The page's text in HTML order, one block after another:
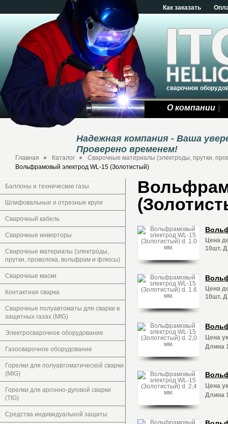
Как заказать
сварочное
О компании
Надежная компания - Ваша
Проверено временем!
Главная Каталог
Сварочные материалы (электроды, прутки,
Вольфрамовый электрод WL-15 (Золотистый)
Баллоны и технические газы
Шлифовальные и отрезные круги
Сварочный кабель
Сварочные инверторы
Сварочные материалы (электроды,
прутки, проволока, вольфрам и флюсы)
Сварочные маски
Контактная сварка
Сварочные полуавтоматы для сварки в
защитных газах (MIG)
Электросварочное оборудование
Газосварочное оборудование
Горелки для полуавтоматической сварки
(MIG)
Горелки для аргонно-дуговой сварки
(TIG)
Средства индивидуальной защиты
Цена
10шт.
Цена
10шт.
Цена
Длина
Цена
Длина